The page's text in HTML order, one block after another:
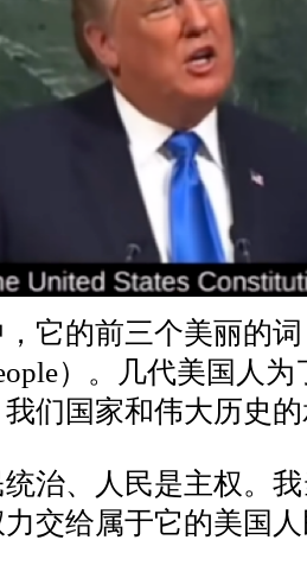
它的前三个美丽的
）。几代美国人
们国家和伟大历史
治、人民是主权。
交给属于它的美国